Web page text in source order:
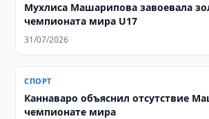
Мухлиса Машарипова завоевала
чемпионата мира U17
31/07/2026
СПОРТ
Каннаваро объяснил отсутствие
чемпионате мира